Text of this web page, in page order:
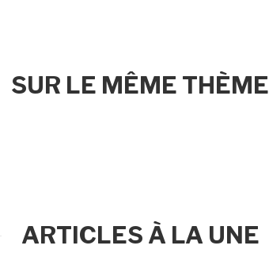
SUR LE MÊME THÈME
ARTICLES À LA UNE